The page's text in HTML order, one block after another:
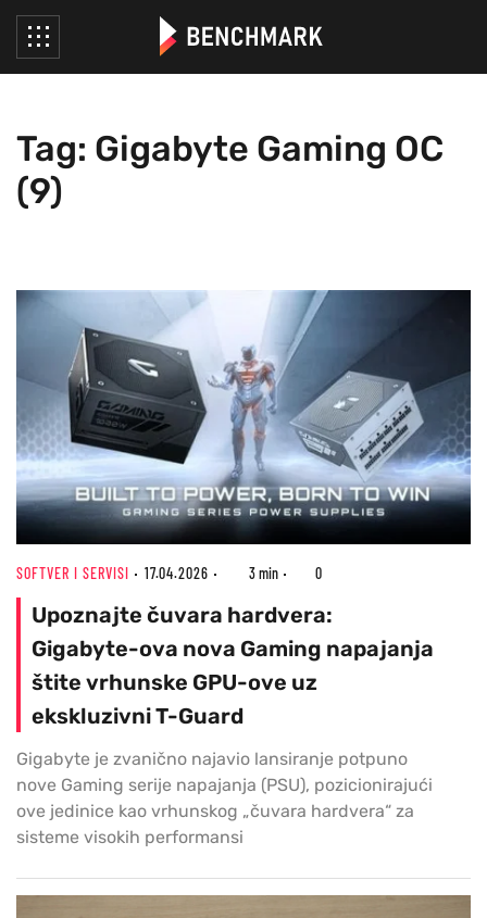
Tag: Gigabyte Gaming OC
(9)
SOFTVER I SERVISI 17.04.2026 3 min 0
Upoznajte čuvara hardvera:
Gigabyte-ova nova Gaming napajanja
štite vrhunske GPU-ove uz
ekskluzivni T-Guard
Gigabyte je zvanično najavio lansiranje potpuno
nove Gaming serije napajanja (PSU), pozicionirajući
ove jedinice kao vrhunskog „čuvara hardvera“ za
sisteme visokih performansi